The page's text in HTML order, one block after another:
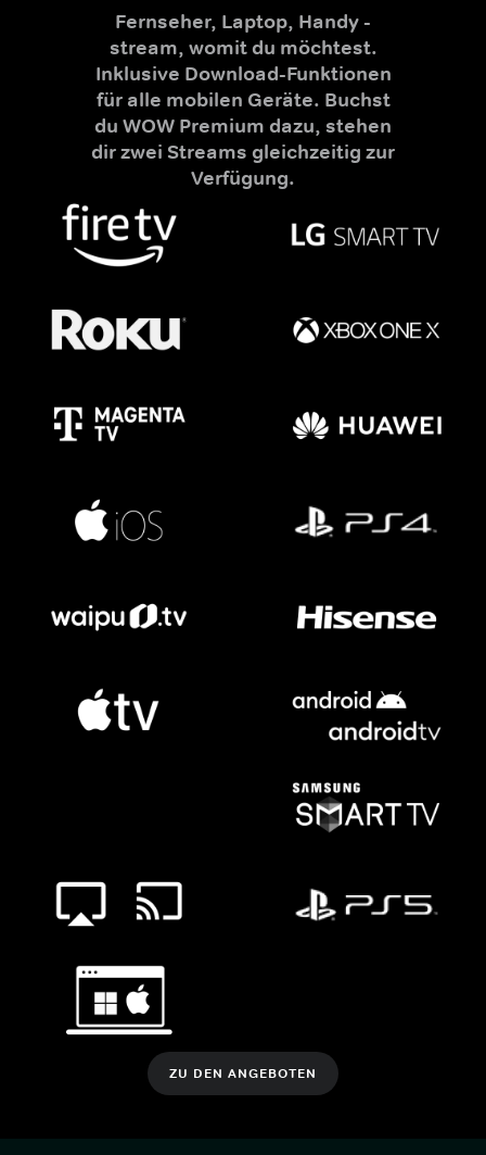
Fernseher, Laptop, Handy -
stream, womit du möchtest.
Inklusive Download-Funktionen
für alle mobilen Geräte. Buchst
du WOW Premium dazu, stehen
dir zwei Streams gleichzeitig zur
Verfügung.
ZU DEN ANGEBOTEN